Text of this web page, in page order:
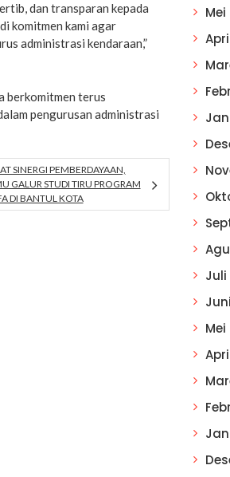
dan transparan kepada
komitmen kami agar
administrasi kendaraan,”
berkomitmen terus
pengurusan administrasi
SINERGI PEMBERDAYAAN,
GALUR STUDI TIRU PROGRAM
DI BANTUL KOTA
Mei
Juli
Mei